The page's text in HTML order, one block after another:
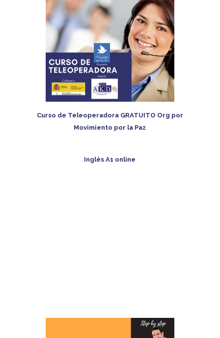
Curso de Teleoperadora GRATUITO Org por
Movimiento por la Paz
Inglés A1 online